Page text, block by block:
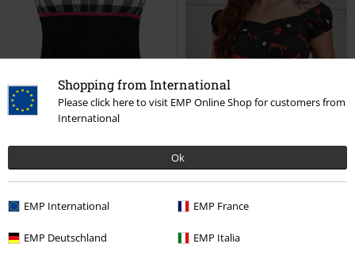
Shopping from International
Please click here to visit EMP Online Shop for customers from
International
Ok
EMP International EMP France
EMP Deutschland EMP Italia
%
25,99 €
Camiseta Tartan Evie
% Stock bajo
Desde 35,19 €
Babe Cherries and Bows Top